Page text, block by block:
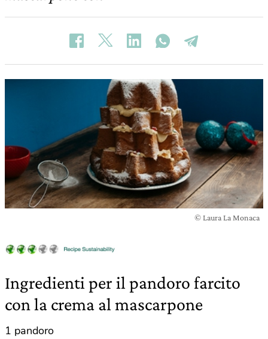
© Laura La Monaca
Ingredienti per il pandoro farcito
con la crema al mascarpone
1 pandoro